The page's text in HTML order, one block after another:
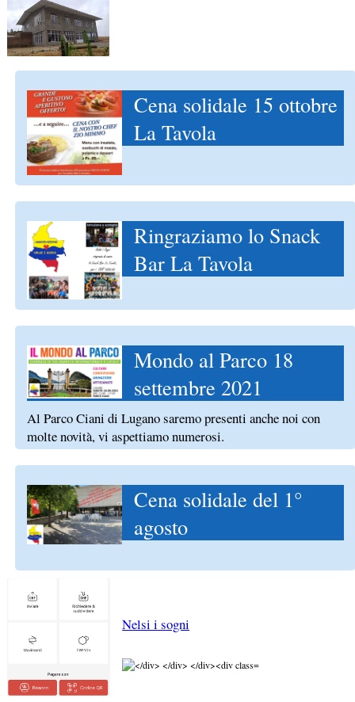
Cena solidale 15 ottobre
La Tavola
Ringraziamo lo Snack
Bar La Tavola
Mondo al Parco 18
settembre 2021
Al Parco Ciani di Lugano saremo presenti anche noi con
molte novità, vi aspettiamo numerosi.
Cena solidale del 1°
agosto
Nelsi i sogni